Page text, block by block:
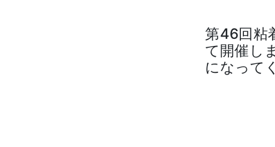
第46回粘
て開催し
になって